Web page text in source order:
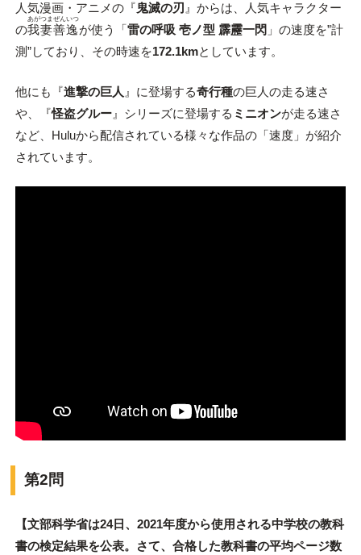
人気漫画・アニメの『鬼滅の刃 』からは、人気キャラクター
の我妻
あがつま
善逸
ぜんいつ
が使う「雷の呼吸 壱ノ型 霹靂一閃 」の速度を”計
測”しており、その時速を172.1kmとしています。
他にも『進撃の巨人 』に登場する奇行種の巨人の走る速さ
や、『怪盗グルー』シリーズに登場する ミニオンが走る速さ
など、Huluから配信されている様々な作品の「速度」が紹介
されています。
第2問
【文部科学省は24日、2021年度から使用される中学校の教科
書の検定結果を公表。さて、合格した教科書の平均ページ数